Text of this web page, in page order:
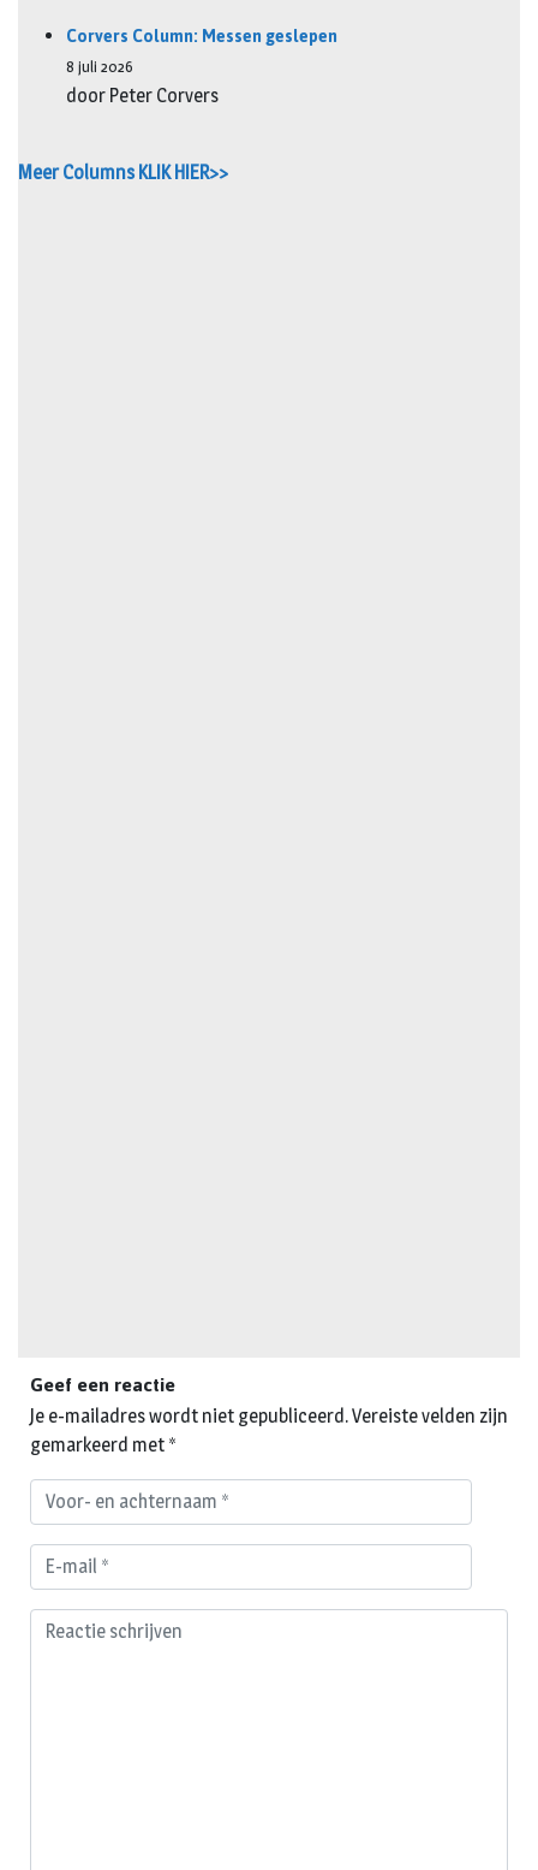
Corvers Column: Messen geslepen
8 juli 2026
door Peter Corvers
Meer Columns KLIK HIER>>
Geef een reactie
Je e-mailadres wordt niet gepubliceerd.Vereiste velden zijn
gemarkeerd met *